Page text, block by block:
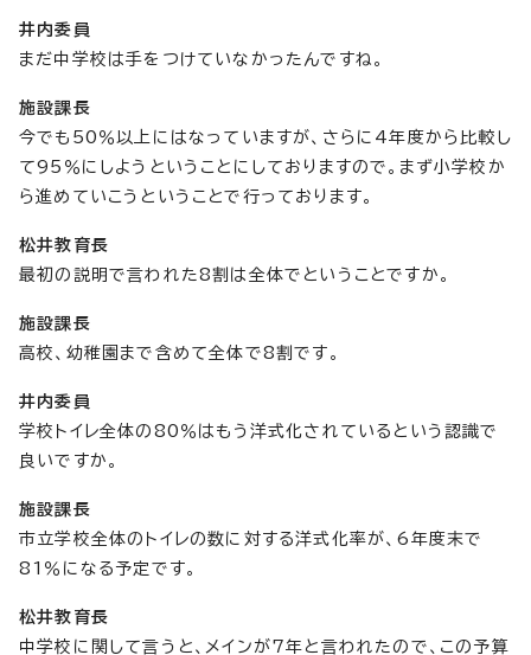
井内委員
まだ中学校は手をつけていなかったんですね。
施設課長
今でも50％以上にはなっていますが、さらに4年度から比較し
て95％にしようということにしておりますので。まず小学校か
ら進めていこうということで行っております。
松井教育長
最初の説明で言われた8割は全体でということですか。
施設課長
高校、幼稚園まで含めて全体で8割です。
井内委員
学校トイレ全体の80％はもう洋式化されているという認識で
良いですか。
施設課長
市立学校全体のトイレの数に対する洋式化率が、6年度末で
81％になる予定です。
松井教育長
中学校に関して言うと、メインが7年と言われたので、この予算